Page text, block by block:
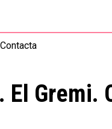
Contacta
El